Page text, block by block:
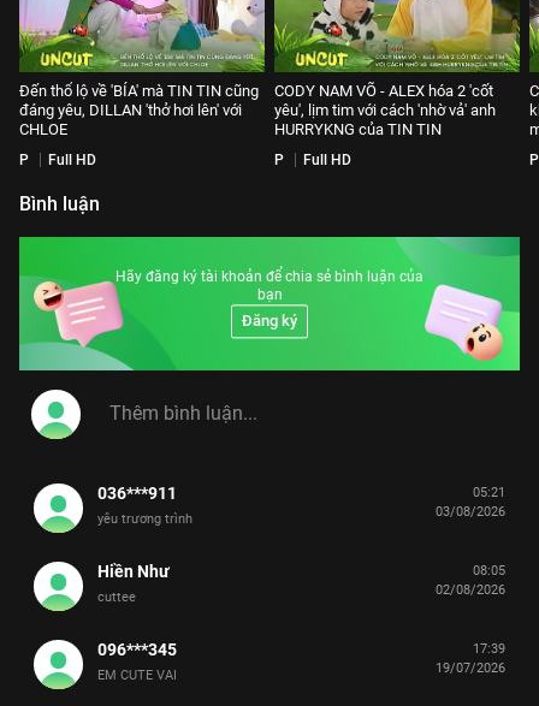
Đến thổ lộ về 'BÍA' mà TIN TIN cũng
đáng yêu, DILLAN 'thở hơi lên' với
CHLOE
P Full HD
CODY NAM VÕ - ALEX hóa 2 'cốt
yêu', lịm tim với cách 'nhờ vả' anh
HURRYKNG của TIN TIN
P Full HD P
Bình luận
Hãy đăng ký tài khoản để chia sẻ bình luận của
bạn
Đăng ký
036***911
yêu trương trình
05:21
03/08/2026
Hiền Như
cuttee
08:05
02/08/2026
096***345
EM CUTE VAI
17:39
19/07/2026